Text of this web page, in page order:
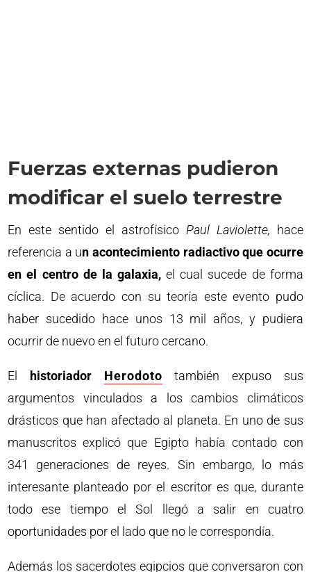
Fuerzas externas pudieron
modificar el suelo terrestre
En este sentido el astrofísico Paul Laviolette, hace
referencia a un acontecimiento radiactivo que ocurre
en el centro de la galaxia, el cual sucede de forma
cíclica. De acuerdo con su teoría este evento pudo
haber sucedido hace unos 13 mil años, y pudiera
ocurrir de nuevo en el futuro cercano.
El historiador Herodoto también expuso sus
argumentos vinculados a los cambios climáticos
drásticos que han afectado al planeta. En uno de sus
manuscritos explicó que Egipto había contado con
341 generaciones de reyes. Sin embargo, lo más
interesante planteado por el escritor es que, durante
todo ese tiempo el Sol llegó a salir en cuatro
oportunidades por el lado que no le correspondía.
Además los sacerdotes egipcios que conversaron con